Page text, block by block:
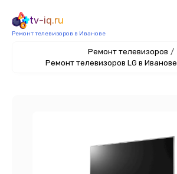
tv-iq.ru
Ремонт телевизоров в Иванове
Ремонт телевизоров /
Ремонт телевизоров LG в Иванове